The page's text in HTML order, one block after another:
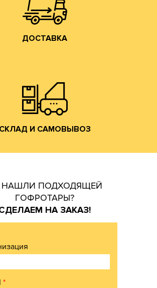
ДОСТАВКА
ДОСТАВКА
СКЛАД И САМОВЫВОЗ
И САМОВЫВОЗ
НАШЛИ ПОДХОДЯЩЕЙ
ГОФРОТАРЫ?
НА ЗАКАЗ!
*